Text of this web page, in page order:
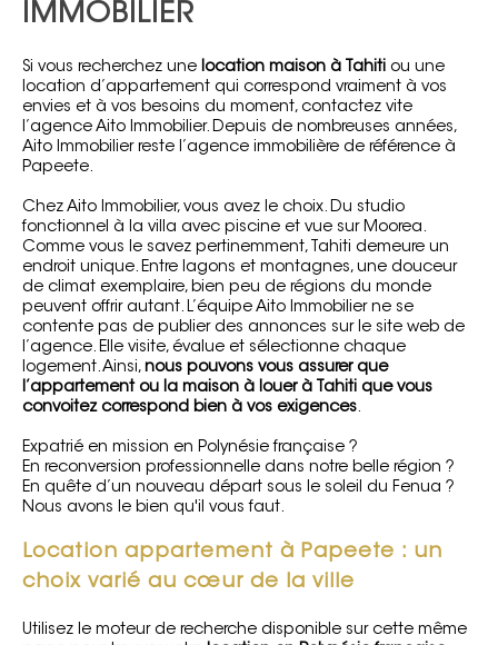
IMMOBILIER
Si vous recherchez une location maison à Tahiti ou une
location d’appartement qui correspond vraiment à vos
envies et à vos besoins du moment, contactez vite
l’agence Aito Immobilier. Depuis de nombreuses années,
Aito Immobilier reste l’agence immobilière de référence à
Papeete.
Chez Aito Immobilier, vous avez le choix. Du studio
fonctionnel à la villa avec piscine et vue sur Moorea.
Comme vous le savez pertinemment, Tahiti demeure un
endroit unique. Entre lagons et montagnes, une douceur
de climat exemplaire, bien peu de régions du monde
peuvent offrir autant. L’équipe Aito Immobilier ne se
contente pas de publier des annonces sur le site web de
l’agence. Elle visite, évalue et sélectionne chaque
logement. Ainsi, nous pouvons vous assurer que
l’appartement ou la maison à louer à Tahiti que vous
convoitez correspond bien à vos exigences.
Expatrié en mission en Polynésie française ?
En reconversion professionnelle dans notre belle région ?
En quête d’un nouveau départ sous le soleil du Fenua ?
Nous avons le bien qu'il vous faut.
Location appartement à Papeete : un
choix varié au cœur de la ville
Utilisez le moteur de recherche disponible sur cette même